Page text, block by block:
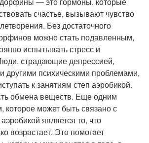
счастье, вызывают чувство
Без достаточного
можно стать подавленным,
испытывать стресс и
страдающие депрессией,
другими психическими проблемами,
к занятиям степ аэробикой.
обмена веществ. Еще одним
которое может быть связано с
является то, что
возрастает. Это помогает